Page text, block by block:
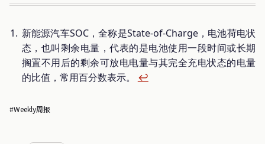
新能源汽车SOC，全称是State-of-Charge，电池荷电状
态，也叫剩余电量，代表的是电池使用一段时间或长期
搁置不用后的剩余可放电电量与其完全充电状态的电量
的比值，常用百分数表示。 ↩︎
#Weekly周报